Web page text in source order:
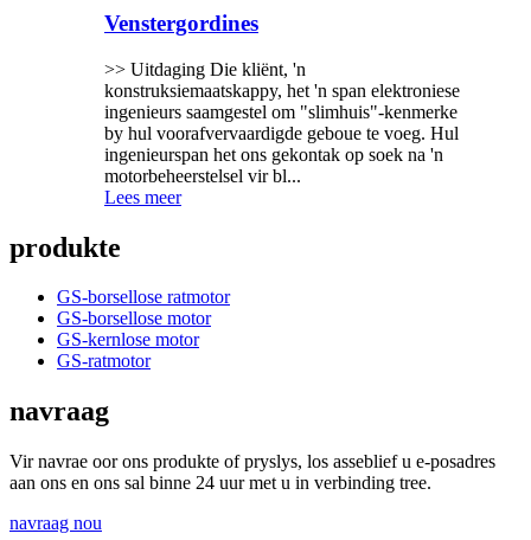
Venstergordines
>> Uitdaging Die kliënt, 'n
konstruksiemaatskappy, het 'n span elektroniese
ingenieurs saamgestel om "slimhuis"-kenmerke
by hul voorafvervaardigde geboue te voeg. Hul
ingenieurspan het ons gekontak op soek na 'n
motorbeheerstelsel vir bl...
Lees meer
produkte
GS-borsellose ratmotor
GS-borsellose motor
GS-kernlose motor
GS-ratmotor
navraag
Vir navrae oor ons produkte of pryslys, los asseblief u e-posadres
aan ons en ons sal binne 24 uur met u in verbinding tree.
navraag nou